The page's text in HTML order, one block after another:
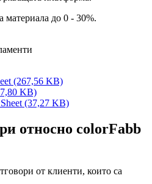
материала до 0 - 30%.
(267,56 KB)
KB)
(37,27 KB)
относно colorFabb
от клиенти, които са